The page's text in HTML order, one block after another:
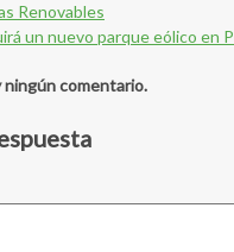
Renovables
un nuevo parque eólico en
ningún comentario.